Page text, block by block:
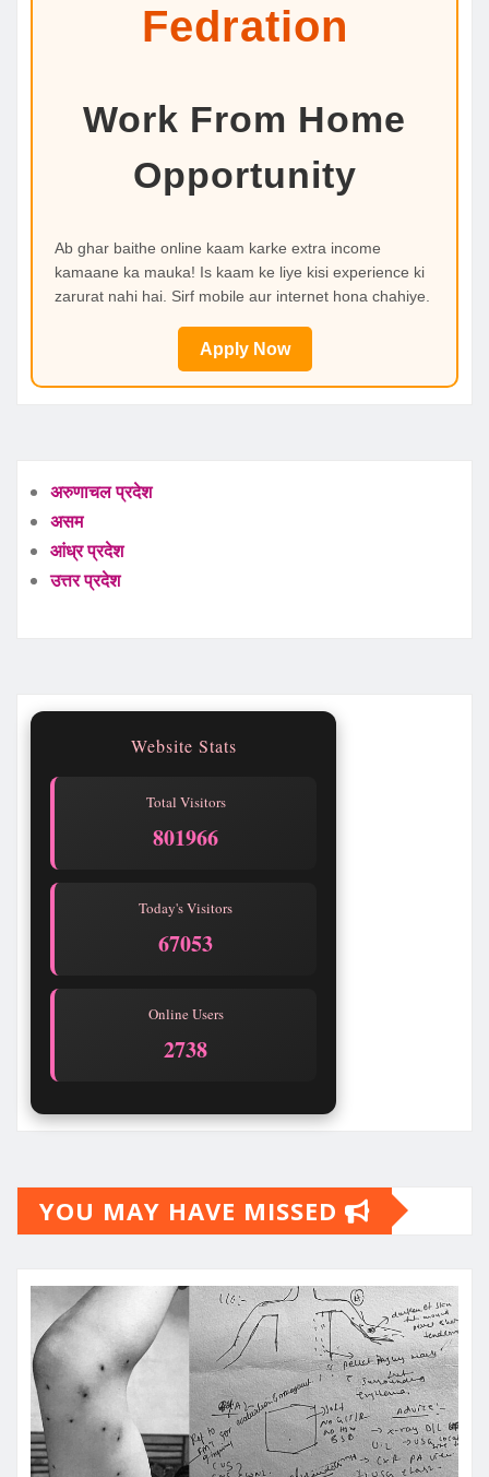
Fedration
Work From Home
Opportunity
Ab ghar baithe online kaam karke extra income
kamaane ka mauka! Is kaam ke liye kisi experience ki
zarurat nahi hai. Sirf mobile aur internet hona chahiye.
Apply Now
अरुणाचल प्रदेश
असम
आंध्र प्रदेश
उत्तर प्रदेश
Website Stats
Total Visitors
801966
Today's Visitors
67053
Online Users
2738
YOU MAY HAVE MISSED